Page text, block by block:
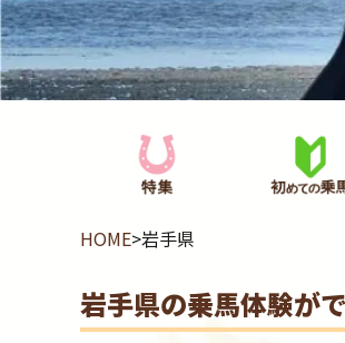
HOME>岩手県
岩手県の乗馬体験が